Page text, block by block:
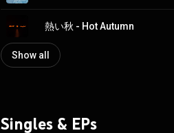
熱い秋 - Hot Autumn
Show all
Singles & EPs